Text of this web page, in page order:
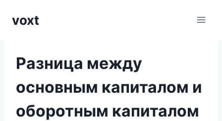
voxt
Разница между
основным капиталом и
оборотным капиталом